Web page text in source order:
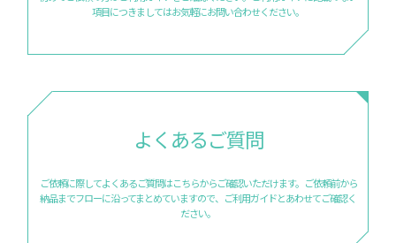
項目につきましてはお気軽にお問い合わせください。
よくあるご質問
ご依頼に際してよくあるご質問はこちらからご確認いただけます。 ご依頼前から
納品までフローに沿ってまとめていますので、 ご利用ガイドとあわせてご確認く
ださい。